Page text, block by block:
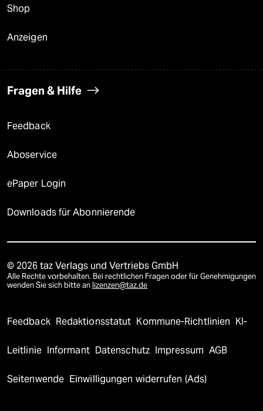
Shop
Anzeigen
Fragen & Hilfe
Feedback
Aboservice
ePaper Login
Downloads für Abonnierende
© 2026 taz Verlags und Vertriebs GmbH
Alle Rechte vorbehalten. Bei rechtlichen Fragen oder für Genehmigungen
wenden Sie sich bitte an lizenzen@taz.de
Feedback Redaktionsstatut Kommune-Richtlinien KI-
Leitlinie Informant Datenschutz Impressum AGB
Seitenwende Einwilligungen widerrufen (Ads)